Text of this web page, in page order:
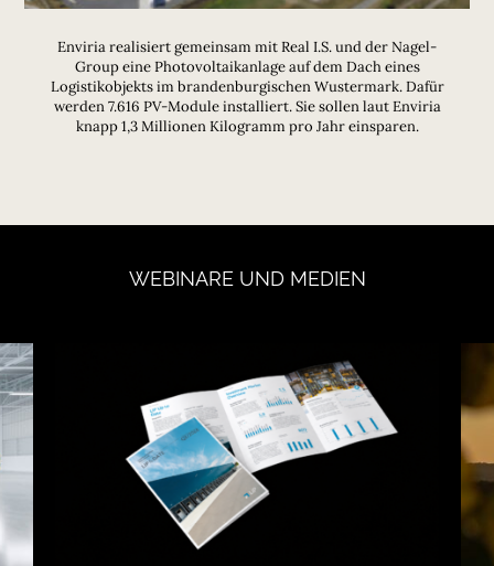
Enviria realisiert gemeinsam mit Real I.S. und der Nagel-
Group eine Photovoltaikanlage auf dem Dach eines
Logistikobjekts im brandenburgischen Wustermark. Dafür
werden 7.616 PV-Module installiert. Sie sollen laut Enviria
knapp 1,3 Millionen Kilogramm pro Jahr einsparen.
WEBINARE UND MEDIEN